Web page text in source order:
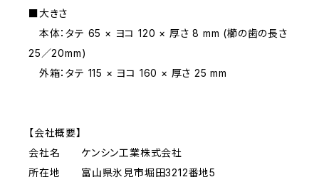
■大きさ
本体：タテ 65 × ヨコ 120 × 厚さ 8 mm (櫛の歯の長さ
25／20mm)
外箱：タテ 115 × ヨコ 160 × 厚さ 25 mm
【会社概要】
会社名 ケンシン工業株式会社
所在地 富山県氷見市堀田3212番地5